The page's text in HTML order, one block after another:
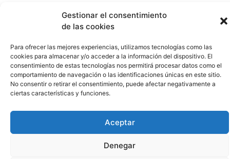
Gestionar el consentimiento
de las cookies
Para ofrecer las mejores experiencias, utilizamos tecnologías como las
cookies para almacenar y/o acceder a la información del dispositivo. El
consentimiento de estas tecnologías nos permitirá procesar datos como el
comportamiento de navegación o las identificaciones únicas en este sitio.
No consentir o retirar el consentimiento, puede afectar negativamente a
ciertas características y funciones.
Aceptar
Denegar